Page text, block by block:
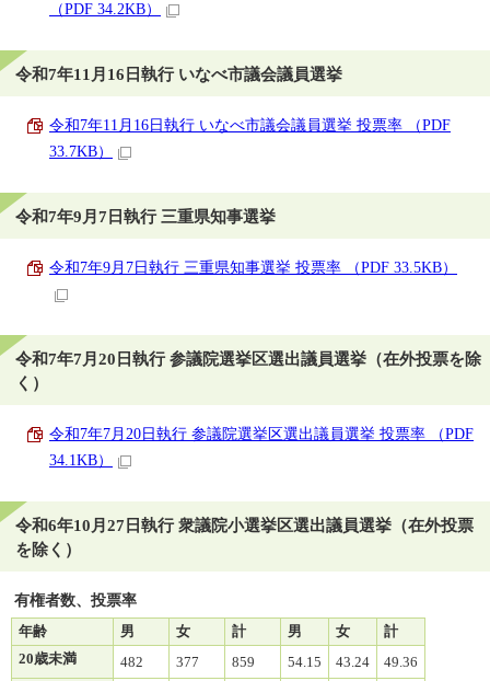
（PDF 34.2KB）
令和7年11月16日執行 いなべ市議会議員選挙
令和7年11月16日執行 いなべ市議会議員選挙 投票率 （PDF
33.7KB）
令和7年9月7日執行 三重県知事選挙
令和7年9月7日執行 三重県知事選挙 投票率 （PDF 33.5KB）
令和7年7月20日執行 参議院選挙区選出議員選挙（在外投票を除
く）
令和7年7月20日執行 参議院選挙区選出議員選挙 投票率 （PDF
34.1KB）
令和6年10月27日執行 衆議院小選挙区選出議員選挙（在外投票
を除く）
有権者数、投票率
年齢
男 女 計 男 女
計
20歳未満
482 377 859 54.15 43.24
49.36